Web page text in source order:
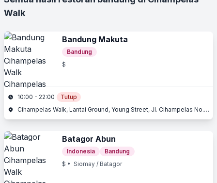
Walk
Bandung Makuta
Bandung
$
10:00 - 22:00
Tutup
Cihampelas Walk, Lantai Ground, Young Street, Jl. Cihampelas No. 160, Cihampelas, Bandung, Jawa Barat
Batagor Abun
Indonesia
Bandung
$ • Siomay / Batagor